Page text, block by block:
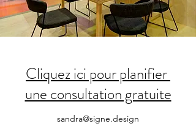
Cliquez ici pour planifier
une consultation gratuite
sandra@signe.design